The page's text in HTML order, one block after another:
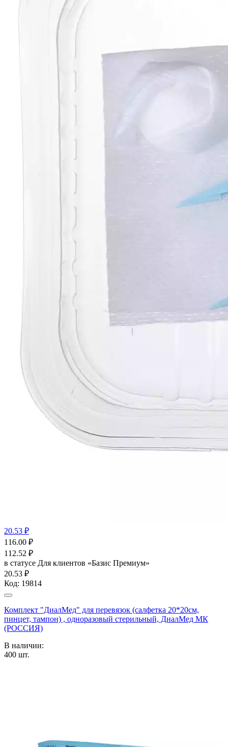
20.53 ₽
116.00 ₽
112.52 ₽
в статусе Для клиентов «Базис Премиум»
20.53 ₽
Код: 19814
Комплект "ДиалМед" для перевязок (салфетка 20*20см,
пинцет, тампон) , одноразовый стерильный, ДиалМед МК
(РОССИЯ)
В наличии:
400 шт.